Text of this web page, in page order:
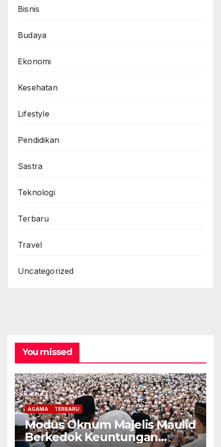
Bisnis
Budaya
Ekonomi
Kesehatan
Lifestyle
Pendidikan
Sastra
Teknologi
Terbaru
Travel
Uncategorized
You missed
AGAMA TERBARU
Modus Oknum Majelis Maulid
Berkedok Keuntungan